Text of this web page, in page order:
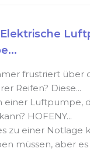
frustriert über
Reifen? Diese...
einer Luftpumpe,
HOFENY...
zu einer Notlage
müssen, aber es